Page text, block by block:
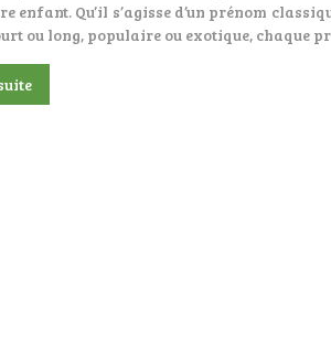
enfant. Qu’il s’agisse d’un prénom
ou long, populaire ou exotique, chaque